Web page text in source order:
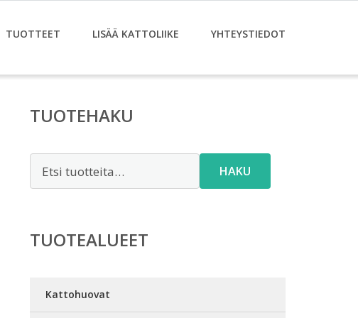
TUOTTEET LISÄÄ KATTOLIIKE YHTEYSTIEDOT
TUOTEHAKU
HAKU
TUOTEALUEET
Kattohuovat